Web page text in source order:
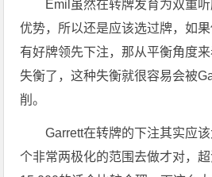
Emil虽然在转牌发育为双重
优势，所以还是应该选过牌，如
有好牌领先下注，那从平衡角度
失衡了，这种失衡就很容易会被
削。
Garrett在转牌的下注其实应
个非常两极化的范围去做才对，